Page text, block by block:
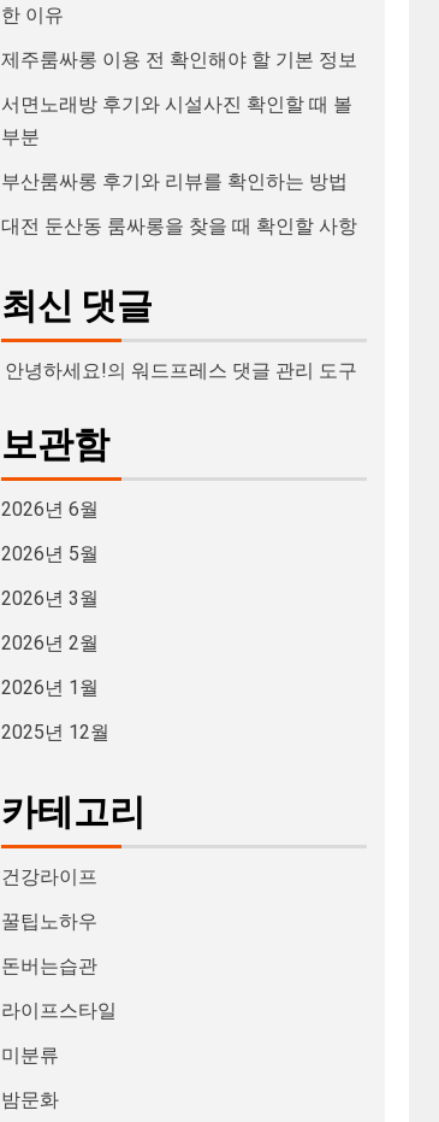
한 이유
제주룸싸롱 이용 전 확인해야 할 기본 정보
서면노래방 후기와 시설사진 확인할 때 볼
부분
부산룸싸롱 후기와 리뷰를 확인하는 방법
대전 둔산동 룸싸롱을 찾을 때 확인할 사항
최신 댓글
안녕하세요!의 워드프레스 댓글 관리 도구
보관함
2026년 6월
2026년 5월
2026년 3월
2026년 2월
2026년 1월
2025년 12월
카테고리
건강라이프
꿀팁노하우
돈버는습관
라이프스타일
미분류
밤문화